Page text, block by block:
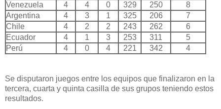
Venezuela
4 4 0 329 250
8
Argentina
4 3 1 325 206
7
Chile
4 2 2 243 262
6
Ecuador
4 1 3 253 311
5
Perú
4 0 4 221 342 4
Se disputaron juegos entre los equipos que finalizaron en la
tercera, cuarta y quinta casilla de sus grupos teniendo estos
resultados.